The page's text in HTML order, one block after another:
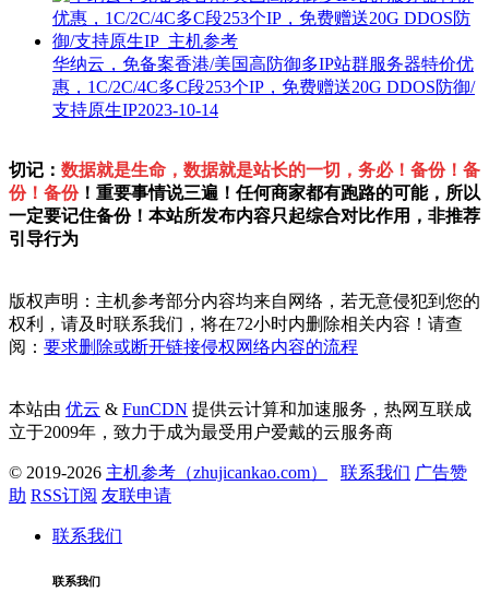
华纳云，免备案香港/美国高防御多IP站群服务器特价优
惠，1C/2C/4C多C段253个IP，免费赠送20G DDOS防御/
支持原生IP2023-10-14
切记： 数据就是生命，数据就是站长的一切，务必！备份！备
份！备份！重要事情说三遍！任何商家都有跑路的可能，所以
一定要记住备份！本站所发布内容只起综合对比作用，非推荐
引导行为
版权声明：主机参考部分内容均来自网络，若无意侵犯到您的
权利，请及时联系我们，将在72小时内删除相关内容！请查
阅： 要求删除或断开链接侵权网络内容的流程
本站由 优云 & FunCDN 提供云计算和加速服务，热网互联成
立于2009年，致力于成为最受用户爱戴的云服务商
© 2019-2026 主机参考（zhujicankao.com） 联系我们 广告赞
助 RSS订阅 友联申请
联系我们
联系我们